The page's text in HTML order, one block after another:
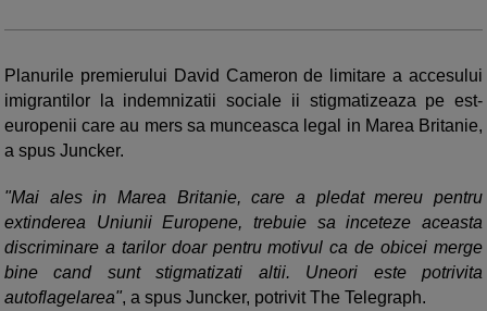
Planurile premierului David Cameron de limitare a accesului
imigrantilor la indemnizatii sociale ii stigmatizeaza pe est-
europenii care au mers sa munceasca legal in Marea Britanie,
a spus Juncker.
"Mai ales in Marea Britanie, care a pledat mereu pentru
extinderea Uniunii Europene, trebuie sa inceteze aceasta
discriminare a tarilor doar pentru motivul ca de obicei merge
bine cand sunt stigmatizati altii. Uneori este potrivita
autoflagelarea", a spus Juncker, potrivit The Telegraph.